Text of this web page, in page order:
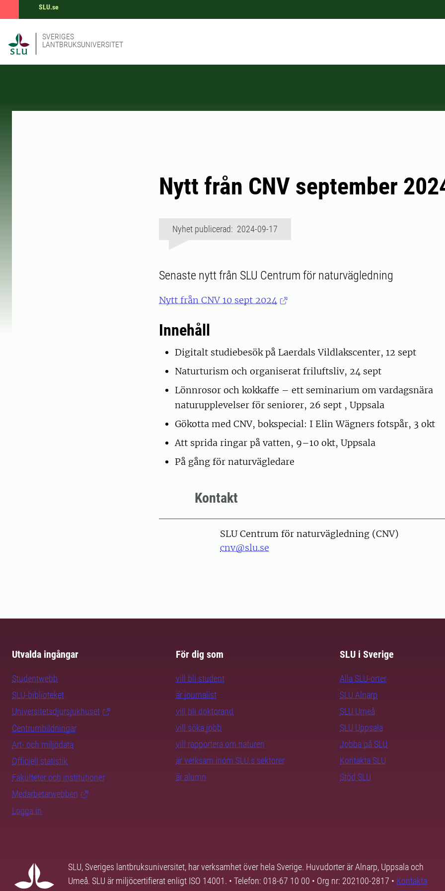
SLU.se
SVERIGES
LANTBRUKSUNIVERSITET
Nytt från CNV september
Nyhet publicerad: 2024-09-17
Senaste nytt från SLU Centrum för naturvägledning
Nytt från CNV 10 sept 2024
Innehåll
Digitalt studiebesök på Laerdals Vildlakscenter, 12 sept
Naturturism och organiserat friluftsliv, 24 sept
Lönnrosor och kokkaffe – ett seminarium om vardagsnära
naturupplevelser för seniorer, 26 sept , Uppsala
Gökotta med CNV, bokspecial: I Elin Wägners fotspår, 3 okt
Att sprida ringar på vatten, 9–10 okt, Uppsala
På gång för naturvägledare
Kontakt
SLU Centrum för naturvägledning (CNV)
cnv@slu.se
Utvalda ingångar
Studentwebb
SLU-biblioteket
Universitetsdjursjukhuset
Centrumbildningar
Art- och miljödata
Officiell statistik
Fakulteter och institutioner
Medarbetarwebben
Logga in
För dig som
vill bli student
är journalist
vill bli doktorand
vill söka jobb
vill rapportera om naturen
är verksam inom SLU:s sektorer
är alumn
SLU i Sverige
Alla SLU-orter
SLU Alnarp
SLU Umeå
SLU Uppsala
Jobba på SLU
Kontakta SLU
Stöd SLU
SLU, Sveriges lantbruksuniversitet, har verksamhet över hela Sverige. Huvudorter är Alnarp, Uppsala och
Umeå. SLU är miljöcertifierat enligt ISO 14001. • Telefon: 018-67 10 00 • Org nr: 202100-2817 • Kontakta